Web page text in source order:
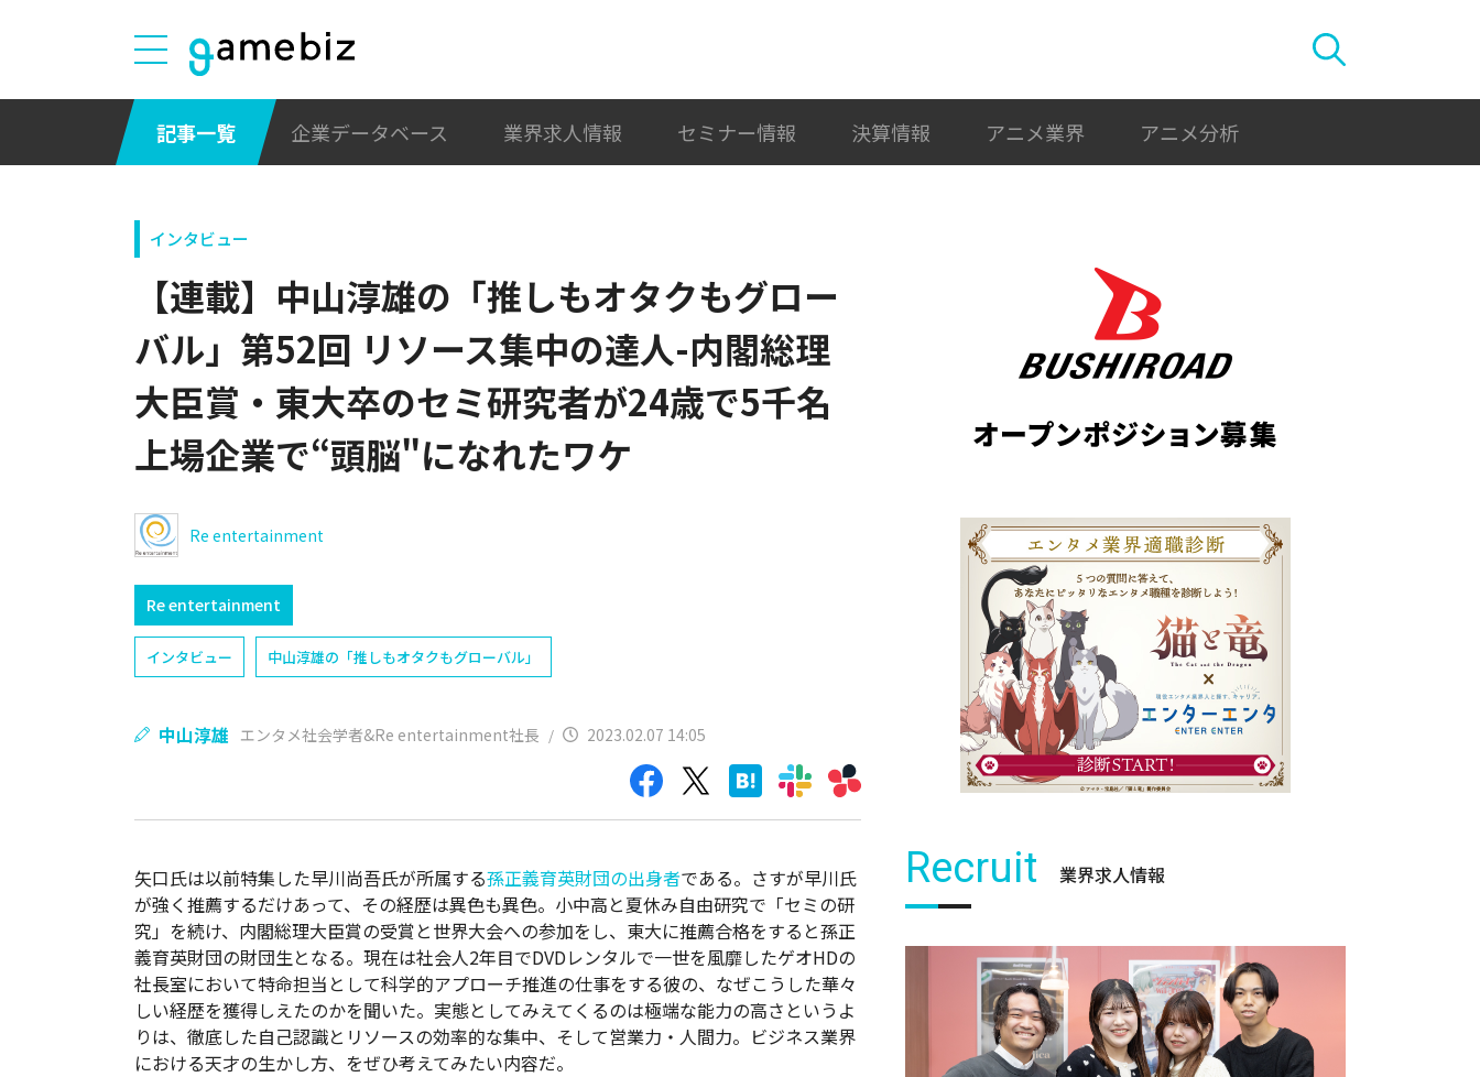
記事一覧 企業データベース 業界求人情報 セミナー情報 決算情報 アニメ業界 アニメ分析
インタビュー
【連載】中山淳雄の「推しもオタクもグロー
バル」第52回 リソース集中の達人-内閣総理
大臣賞・東大卒のセミ研究者が24歳で5千名
上場企業で“頭脳"になれたワケ
Re entertainment
Re entertainment
インタビュー 中山淳雄の「推しもオタクもグローバル」
中山淳雄 エンタメ社会学者&Re entertainment社長 / 2023.02.07 14:05
矢口氏は以前特集した早川尚吾氏が所属する孫正義育英財団の出身者である。さすが早川氏
が強く推薦するだけあって、その経歴は異色も異色。小中高と夏休み自由研究で「セミの研
究」を続け、内閣総理大臣賞の受賞と世界大会への参加をし、東大に推薦合格をすると孫正
義育英財団の財団生となる。現在は社会人2年目でDVDレンタルで一世を風靡したゲオHDの
社長室において特命担当として科学的アプローチ推進の仕事をする彼の、なぜこうした華々
しい経歴を獲得しえたのかを聞いた。実態としてみえてくるのは極端な能力の高さというよ
りは、徹底した自己認識とリソースの効率的な集中、そして営業力・人間力。ビジネス業界
における天才の生かし方、をぜひ考えてみたい内容だ。
Recruit 業界求人情報